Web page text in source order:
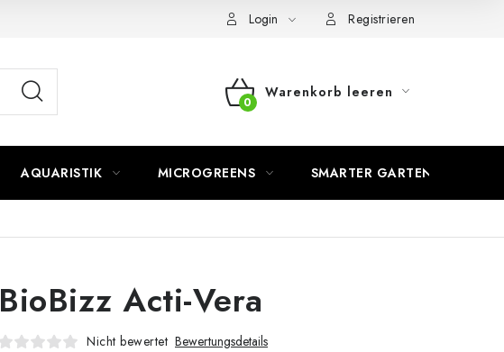
Login Registrieren
WARENKORB
Warenkorb leeren
AQUARISTIK MICROGREENS SMARTER GARTEN
BioBizz Acti-Vera
Nicht bewertet Bewertungsdetails